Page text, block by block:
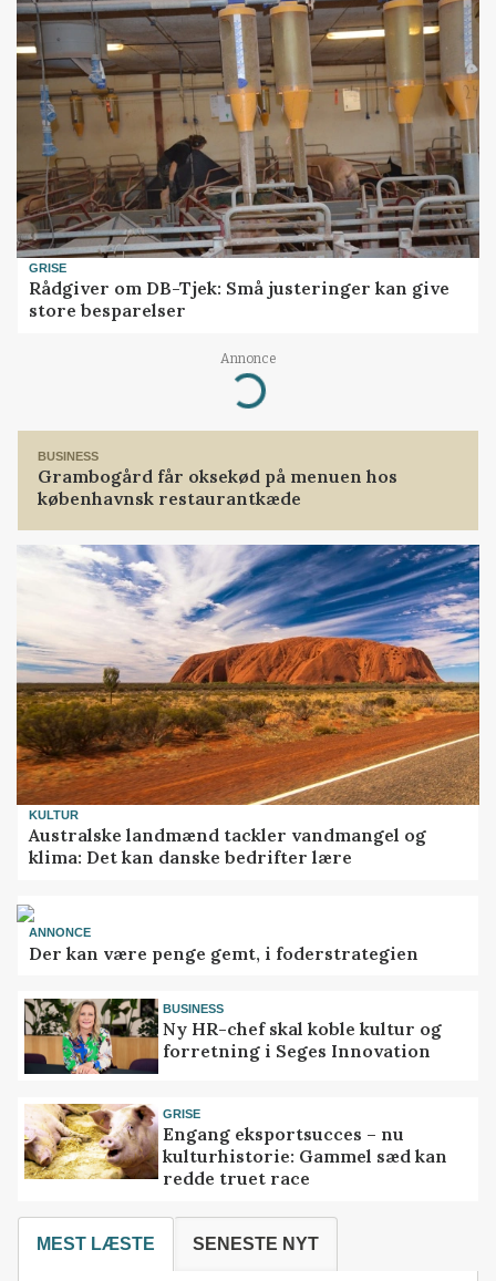
GRISE
Rådgiver om DB-Tjek: Små justeringer kan give
store besparelser
Annonce
Loading...
BUSINESS
Grambogård får oksekød på menuen hos
københavnsk restaurantkæde
KULTUR
Australske landmænd tackler vandmangel og
klima: Det kan danske bedrifter lære
ANNONCE
Der kan være penge gemt, i foderstrategien
BUSINESS
Ny HR-chef skal koble kultur og
forretning i Seges Innovation
GRISE
Engang eksportsucces – nu
kulturhistorie: Gammel sæd kan
redde truet race
MEST LÆSTE SENESTE NYT